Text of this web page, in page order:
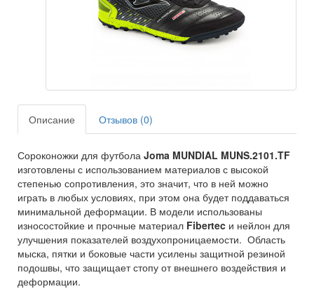
Описание Отзывов (0)
Сороконожки для футбола Joma MUNDIAL MUNS.2101.TF
изготовлены с использованием материалов с высокой
степенью сопротивления, это значит, что в ней можно
играть в любых условиях, при этом она будет поддаваться
минимальной деформации. В модели использованы
износостойкие и прочные материал Fibertec и нейлон для
улучшения показателей воздухопроницаемости. Область
мыска, пятки и боковые части усилены защитной резиной
подошвы, что защищает стопу от внешнего воздействия и
деформации.